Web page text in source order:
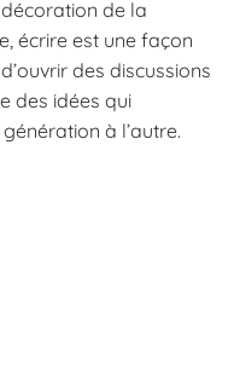
de la
écrire est une façon
des discussions
des idées qui
à l’autre.